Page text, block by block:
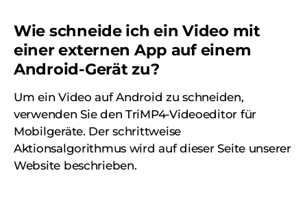
Wie schneide ich ein Video mit
einer externen App auf einem
Android-Gerät zu?
Um ein Video auf Android zu schneiden,
verwenden Sie den TriMP4-Videoeditor für
Mobilgeräte. Der schrittweise
Aktionsalgorithmus wird auf dieser Seite unserer
Website beschrieben.